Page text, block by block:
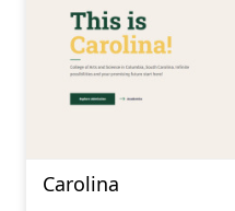
Carolina